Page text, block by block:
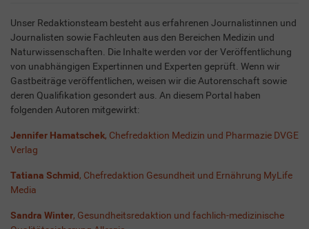
Unser Redaktionsteam besteht aus erfahrenen Journalistinnen und
Journalisten sowie Fachleuten aus den Bereichen Medizin und
Naturwissenschaften. Die Inhalte werden vor der Veröffentlichung
von unabhängigen Expertinnen und Experten geprüft. Wenn wir
Gastbeiträge veröffentlichen, weisen wir die Autorenschaft sowie
deren Qualifikation gesondert aus. An diesem Portal haben
folgenden Autoren mitgewirkt:
Jennifer Hamatschek, Chefredaktion Medizin und Pharmazie DVGE
Verlag
Tatiana Schmid, Chefredaktion Gesundheit und Ernährung MyLife
Media
Sandra Winter, Gesundheitsredaktion und fachlich-medizinische